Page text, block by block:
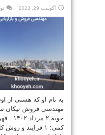
آگوست 29, 2023
به نام او که هستی
مهندسی فروش نیکان